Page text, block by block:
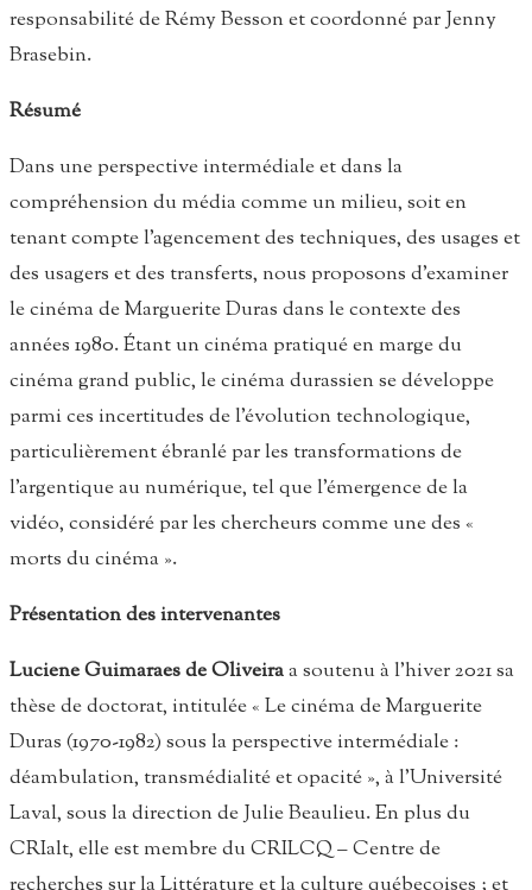
responsabilité de Rémy Besson et coordonné par Jenny
Brasebin.
Résumé
Dans une perspective intermédiale et dans la
compréhension du média comme un milieu, soit en
tenant compte l’agencement des techniques, des usages et
des usagers et des transferts, nous proposons d’examiner
le cinéma de Marguerite Duras dans le contexte des
années 1980. Étant un cinéma pratiqué en marge du
cinéma grand public, le cinéma durassien se développe
parmi ces incertitudes de l’évolution technologique,
particulièrement ébranlé par les transformations de
l’argentique au numérique, tel que l’émergence de la
vidéo, considéré par les chercheurs comme une des «
morts du cinéma ».
Présentation des intervenantes
Luciene Guimaraes de Oliveiraa soutenu à l’hiver 2021 sa
thèse de doctorat, intitulée « Le cinéma de Marguerite
Duras (1970-1982) sous la perspective intermédiale :
déambulation, transmédialité et opacité », à l’Université
Laval, sous la direction de Julie Beaulieu. En plus du
CRIalt, elle est membre du CRILCQ – Centre de